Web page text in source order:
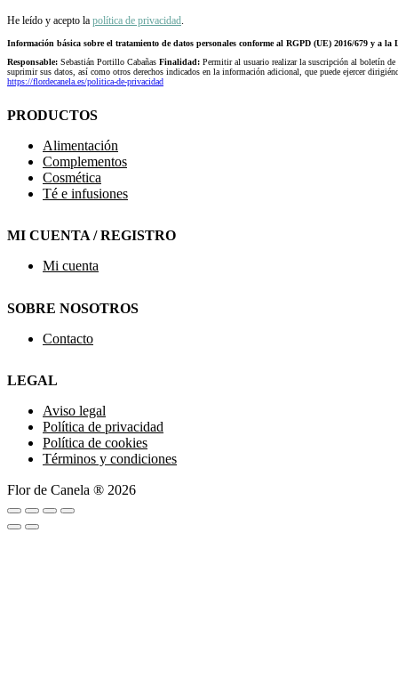
He leído y acepto la política de privacidad
Información básica sobre el tratamiento de datos personales conforme al RGPD (UE) 2016/679 y a la
Responsable: Sebastián Portillo Cabañas Finalidad: Permitir al usuario realizar la suscripción al boletín
suprimir sus datos, así como otros derechos indicados en la información adicional, que puede ejercer
https://flordecanela.es/politica-de-privacidad
PRODUCTOS
Alimentación
Complementos
Cosmética
Té e infusiones
MI CUENTA / REGISTRO
Mi cuenta
SOBRE NOSOTROS
Contacto
LEGAL
Aviso legal
Política de privacidad
Política de cookies
Términos y condiciones
Flor de Canela ® 2026